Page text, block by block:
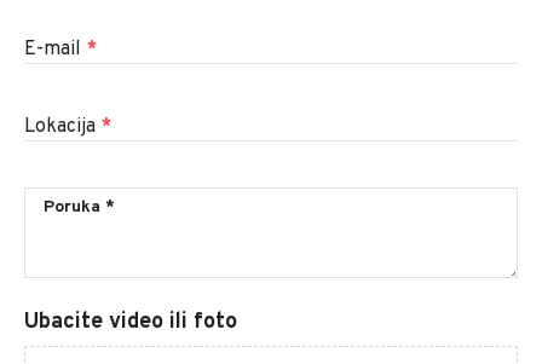
E-mail *
Lokacija *
Ubacite video ili foto